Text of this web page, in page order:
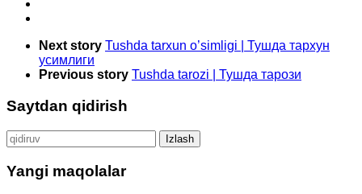
Next story Tushda tarxun o’simligi | Тушда тархун
усимлиги
Previous story Tushda tarozi | Тушда тарози
Saytdan qidirish
Qidirshish:
Yangi maqolalar